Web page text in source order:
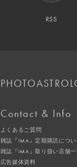
RSS
Contact & Info
よくあるご質問
雑誌『IMA』定期購読につい
雑誌『IMA』取り扱い店舗
広告媒体資料